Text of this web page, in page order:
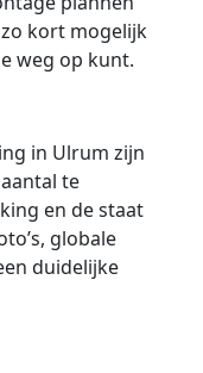
kort mogelijk
weg op kunt.
in Ulrum zijn
te
en de staat
globale
duidelijke